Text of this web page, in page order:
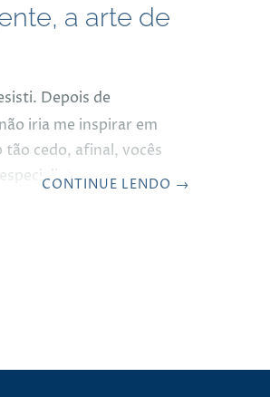
a arte de
Depois de
iria me inspirar em
cedo, afinal, vocês
em
CONTINUE LENDO →